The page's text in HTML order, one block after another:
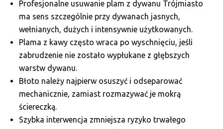
Profesjonalne usuwanie plam z dywanu Trójmiasto
ma sens szczególnie przy dywanach jasnych,
wełnianych, dużych i intensywnie użytkowanych.
Plama z kawy często wraca po wyschnięciu, jeśli
zabrudzenie nie zostało wypłukane z głębszych
warstw dywanu.
Błoto należy najpierw osuszyć i odseparować
mechanicznie, zamiast rozmazywać je mokrą
ściereczką.
Szybka interwencja zmniejsza ryzyko trwałego